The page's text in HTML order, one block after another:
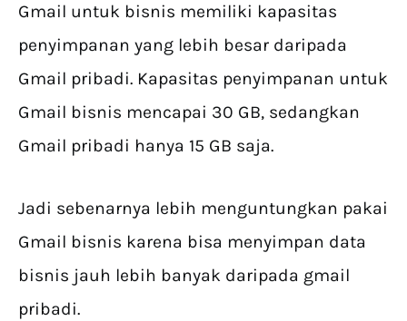
Gmail untuk bisnis memiliki kapasitas
penyimpanan yang lebih besar daripada
Gmail pribadi. Kapasitas penyimpanan untuk
Gmail bisnis mencapai 30 GB, sedangkan
Gmail pribadi hanya 15 GB saja.
Jadi sebenarnya lebih menguntungkan pakai
Gmail bisnis karena bisa menyimpan data
bisnis jauh lebih banyak daripada gmail
pribadi.